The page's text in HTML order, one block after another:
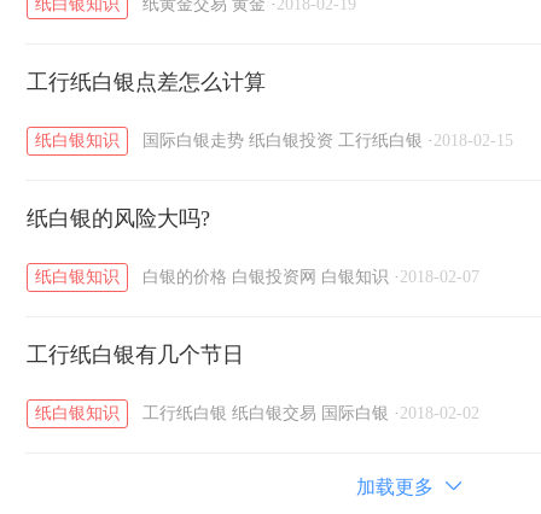
纸白银知识 纸黄金交易 黄金 · 2018-02-19
工行纸白银点差怎么计算
纸白银知识 国际白银走势 纸白银投资 工行纸白银 · 2018-02-15
纸白银的风险大吗?
纸白银知识 白银的价格 白银投资网 白银知识 · 2018-02-07
工行纸白银有几个节日
纸白银知识 工行纸白银 纸白银交易 国际白银 · 2018-02-02
加载更多